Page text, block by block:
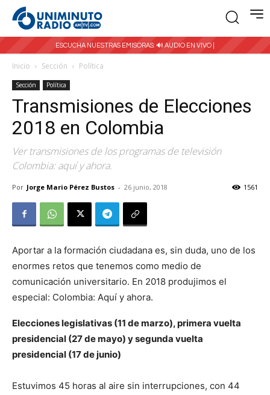
ESCUCHA NUESTRAS EMISORAS: 🔊 AUDIO EN VIVO |
Inicio Sección Política
Sección Política
Transmisiones de Elecciones
2018 en Colombia
Ver transmisiones de los programas de televisión
Colombia: aquí y ahora.
Por Jorge Mario Pérez Bustos - 26 junio, 2018 1561
Aportar a la formación ciudadana es, sin duda, uno de los
enormes retos que tenemos como medio de
comunicación universitario. En 2018 produjimos el
especial: Colombia: Aquí y ahora.
Elecciones legislativas (11 de marzo), primera vuelta
presidencial (27 de mayo) y segunda vuelta
presidencial (17 de junio)
Estuvimos 45 horas al aire sin interrupciones, con 44